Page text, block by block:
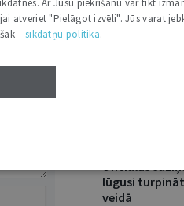
augstskolas
tiesību Vasaras
Iestāde
oficiālās
lūgusi
veidā
atveriet "Pielāgot izvēli". Jūs varat
– sīkdatņu politikā.